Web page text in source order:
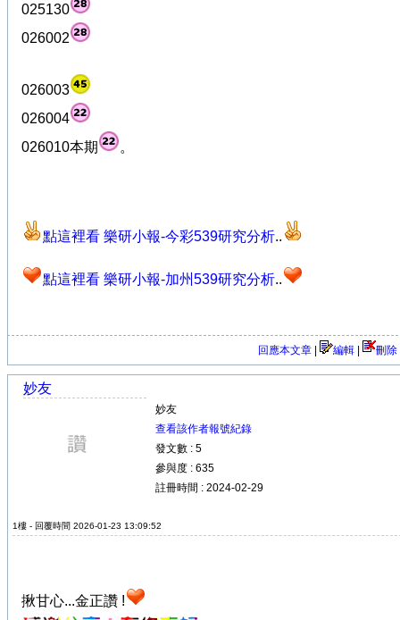
025130
026002
026003
026004
026010本期
。
點這裡看 樂研小報-今彩539研究分析..
點這裡看 樂研小報-加州539研究分析..
回應本文章 編輯 刪除
妙友
妙友
查看該作者報號紀錄
發文數 : 5
參與度 : 635
註冊時間 : 2024-02-29
1樓 - 回覆時間 2026-01-23 13:09:52
揪甘心...金正讚 !